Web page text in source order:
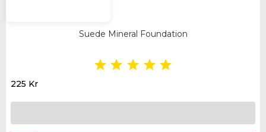
Suede Mineral Foundation
    
225 Kr